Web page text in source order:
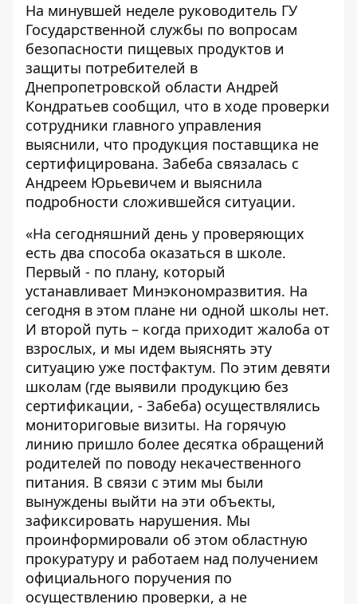
На минувшей неделе руководитель ГУ
Государственной службы по вопросам
безопасности пищевых продуктов и
защиты потребителей в
Днепропетровской области Андрей
Кондратьев сообщил, что в ходе проверки
сотрудники главного управления
выяснили, что продукция поставщика не
сертифицирована. Забеба связалась с
Андреем Юрьевичем и выяснила
подробности сложившейся ситуации.
«На сегодняшний день у проверяющих
есть два способа оказаться в школе.
Первый - по плану, который
устанавливает Минэкономразвития. На
сегодня в этом плане ни одной школы нет.
И второй путь – когда приходит жалоба от
взрослых, и мы идем выяснять эту
ситуацию уже постфактум. По этим девяти
школам (где выявили продукцию без
сертификации, - Забеба) осуществлялись
мониториговые визиты. На горячую
линию пришло более десятка обращений
родителей по поводу некачественного
питания. В связи с этим мы были
вынуждены выйти на эти объекты,
зафиксировать нарушения. Мы
проинформировали об этом областную
прокуратуру и работаем над получением
официального поручения по
осуществлению проверки, а не